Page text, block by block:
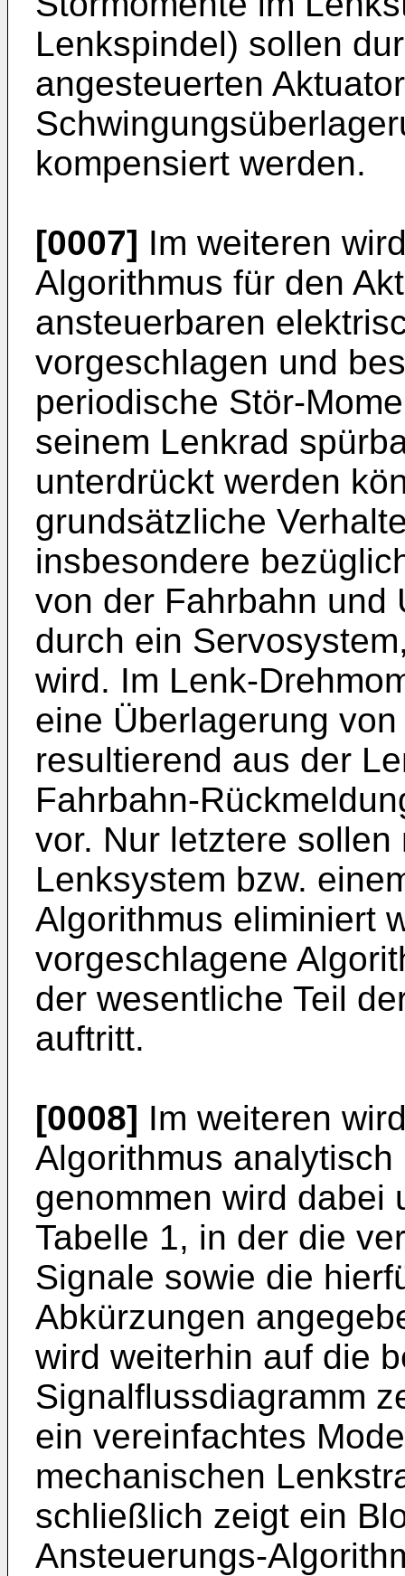
Lenkspindel) sollen
angesteuerten
kompensiert werden.
[0007] Im weiteren
Algorithmus für den
ansteuerbaren
vorgeschlagen und
periodische Stör-
seinem Lenkrad
unterdrückt werden
grundsätzliche
insbesondere
von der Fahrbahn und
durch ein
wird. Im Lenk-
eine Überlagerung
resultierend aus der
Fahrbahn-
vor. Nur letztere
Lenksystem bzw.
Algorithmus eliminiert
vorgeschlagene
der wesentliche Teil
auftritt.
[0008] Im weiteren
Algorithmus
genommen wird dabei
Tabelle 1, in der die
Signale sowie die
Abkürzungen
wird weiterhin auf die
Signalflussdiagramm
ein vereinfachtes
mechanischen
schließlich zeigt ein
Ansteuerungs-